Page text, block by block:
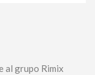
al grupo Rimix